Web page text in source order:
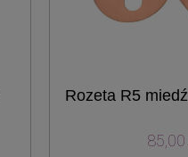
Rozeta R5
85,00